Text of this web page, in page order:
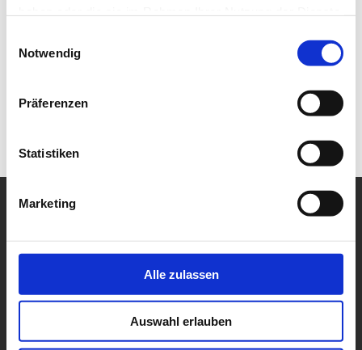
Notwendig
Präferenzen
Statistiken
Marketing
Alle zulassen
Auswahl erlauben